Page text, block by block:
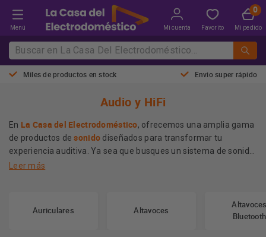
Menú Mi cuenta Favorito Mi pedido
Miles de productos en stock Envio super rápido
Audio y HiFi
En La Casa del Electrodoméstico, ofrecemos una amplia gama
de productos desonido diseñados para transformar tu
experiencia auditiva. Ya sea que busques un sistema de sonido
envolvente para tu hogar o
Además, nuestros equipos de sonido se complementan a la
Leer más
Auriculares Altavoces
Bluetooth